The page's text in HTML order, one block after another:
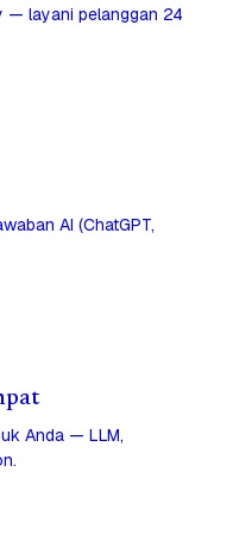
— layani pelanggan 24
AI (ChatGPT,
Anda — LLM,